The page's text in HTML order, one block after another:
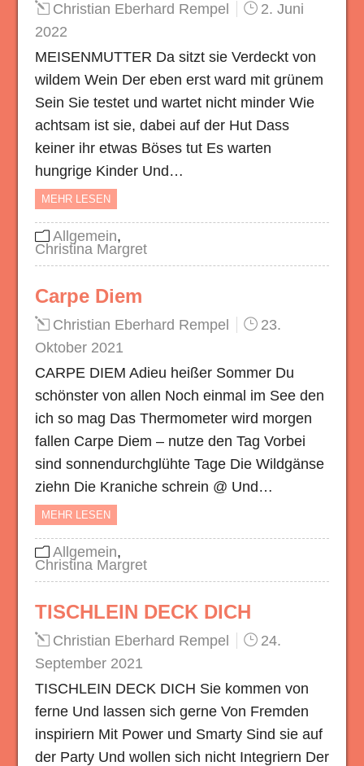
Christian Eberhard Rempel
2. Juni
2022
MEISENMUTTER Da sitzt sie Verdeckt von
wildem Wein Der eben erst ward mit grünem
Sein Sie testet und wartet nicht minder Wie
achtsam ist sie, dabei auf der Hut Dass
keiner ihr etwas Böses tut Es warten
hungrige Kinder Und…
MEHR LESEN
Allgemein,
Christina Margret
Carpe Diem
Christian Eberhard Rempel
23.
Oktober 2021
CARPE DIEM Adieu heißer Sommer Du
schönster von allen Noch einmal im See den
ich so mag Das Thermometer wird morgen
fallen Carpe Diem – nutze den Tag Vorbei
sind sonnendurchglühte Tage Die Wildgänse
ziehn Die Kraniche schrein @ Und…
MEHR LESEN
Allgemein,
Christina Margret
TISCHLEIN DECK DICH
Christian Eberhard Rempel
24.
September 2021
TISCHLEIN DECK DICH Sie kommen von
ferne Und lassen sich gerne Von Fremden
inspiriern Mit Power und Smarty Sind sie auf
der Party Und wollen sich nicht Integriern Der